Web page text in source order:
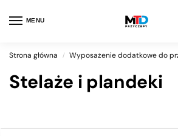
MENU
Strona główna / Wyposażenie dodatkowe do
Stelaże i plandeki